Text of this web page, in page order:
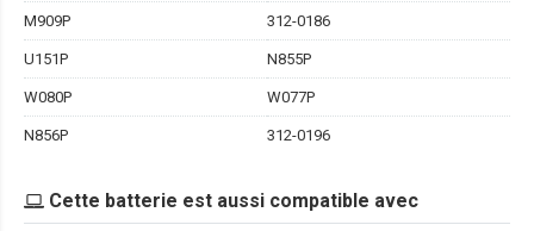
M909P 312-0186
U151P N855P
W080P W077P
N856P 312-0196
Cette batterie est aussi compatible avec